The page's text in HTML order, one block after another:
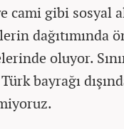
cami gibi sosyal
dağıtımında
oluyor.
bayrağı